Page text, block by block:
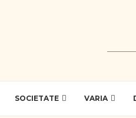
SOCIETATE VARIA